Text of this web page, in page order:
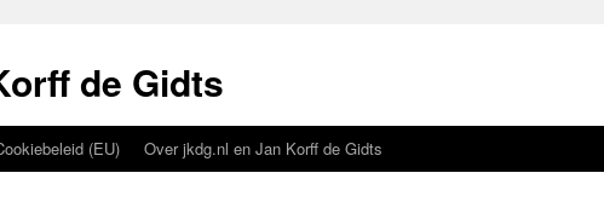
de Gidts
(EU) Over jkdg.nl en Jan Korff de Gidts